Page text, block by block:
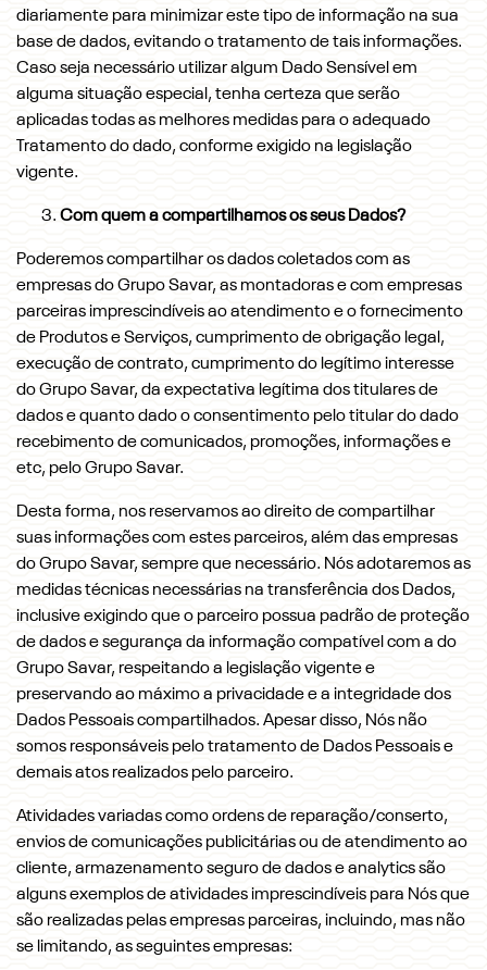
diariamente para minimizar este tipo de informação na sua
base de dados, evitando o tratamento de tais informações.
Caso seja necessário utilizar algum Dado Sensível em
alguma situação especial, tenha certeza que serão
aplicadas todas as melhores medidas para o adequado
Tratamento do dado, conforme exigido na legislação
vigente.
Com quem a compartilhamos os seus Dados?
Poderemos compartilhar os dados coletados com as
empresas do Grupo Savar, as montadoras e com empresas
parceiras imprescindíveis ao atendimento e o fornecimento
de Produtos e Serviços, cumprimento de obrigação legal,
execução de contrato, cumprimento do legítimo interesse
do Grupo Savar, da expectativa legítima dos titulares de
dados e quanto dado o consentimento pelo titular do dado
recebimento de comunicados, promoções, informações e
etc, pelo Grupo Savar.
Desta forma, nos reservamos ao direito de compartilhar
suas informações com estes parceiros, além das empresas
do Grupo Savar, sempre que necessário. Nós adotaremos as
medidas técnicas necessárias na transferência dos Dados,
inclusive exigindo que o parceiro possua padrão de proteção
de dados e segurança da informação compatível com a do
Grupo Savar, respeitando a legislação vigente e
preservando ao máximo a privacidade e a integridade dos
Dados Pessoais compartilhados. Apesar disso, Nós não
somos responsáveis pelo tratamento de Dados Pessoais e
demais atos realizados pelo parceiro.
Atividades variadas como ordens de reparação/conserto,
envios de comunicações publicitárias ou de atendimento ao
cliente, armazenamento seguro de dados e analytics são
alguns exemplos de atividades imprescindíveis para Nós que
são realizadas pelas empresas parceiras, incluindo, mas não
se limitando, as seguintes empresas: